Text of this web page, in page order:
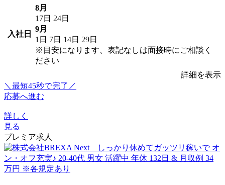
入社日
8月
17日 24日
9月
1日 7日 14日 29日
※目安になります、表記なしは面接時にご相談く
ださい
詳細を表示
＼最短45秒で完了／
応募へ進む
詳しく
見る
プレミア求人